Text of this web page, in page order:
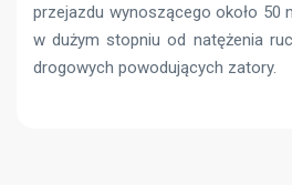
przejazdu wynoszącego około 50
w dużym stopniu od natężenia
drogowych powodujących zatory.